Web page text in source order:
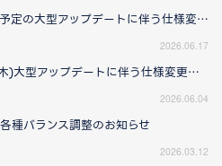
2026年12月予定の大型アップデートに伴う仕様変更のお知らせ
2026.06.17
2026/6/18(木)大型アップデートに伴う仕様変更のお知らせ(2026/06/04 更新)
2026.06.04
各種バランス調整のお知らせ
2026.03.12